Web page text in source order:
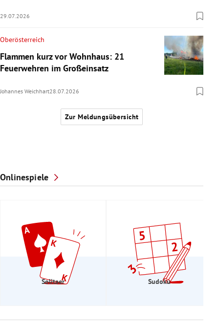
29.07.2026
Oberösterreich
Flammen kurz vor Wohnhaus: 21
Feuerwehren im Großeinsatz
Johannes Weichhart28.07.2026
Zur Meldungsübersicht
Onlinespiele
Solitaer Sudoku